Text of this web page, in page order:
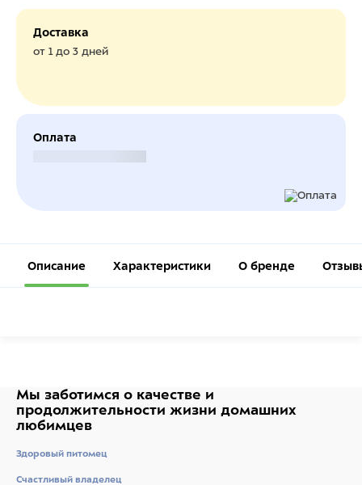
Доставка
от 1 до 3 дней
Оплата
Описание Характеристики О бренде
Мы заботимся о качестве и
продолжительности жизни домашних
любимцев
Здоровый питомец
Счастливый владелец